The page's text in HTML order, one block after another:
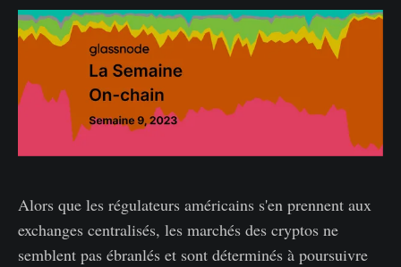
Alors que les régulateurs américains s'en prennent aux
exchanges centralisés, les marchés des cryptos ne
semblent pas ébranlés et sont déterminés à poursuivre